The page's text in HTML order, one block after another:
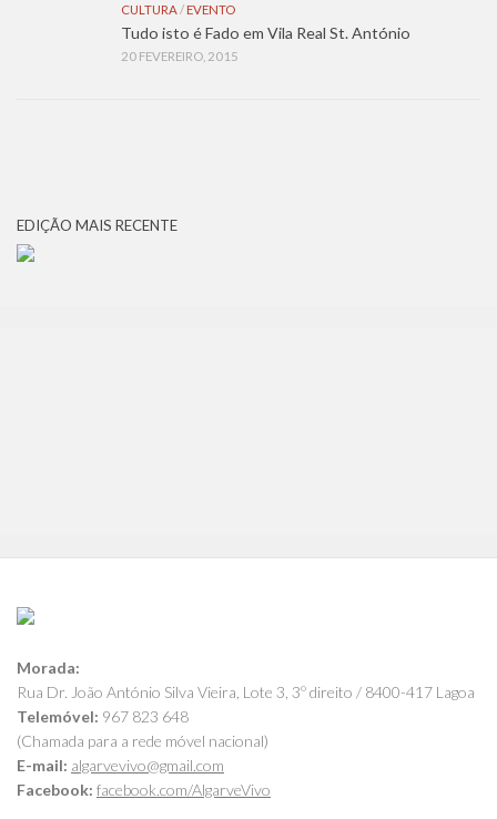
CULTURA/ EVENTO
Tudo isto é Fado em Vila Real St. António
20 FEVEREIRO, 2015
EDIÇÃO MAIS RECENTE
Morada:
Rua Dr. João António Silva Vieira, Lote 3, 3º direito / 8400-417 Lagoa
Telemóvel: 967 823 648
(Chamada para a rede móvel nacional)
E-mail: algarvevivo@gmail.com
Facebook: facebook.com/AlgarveVivo